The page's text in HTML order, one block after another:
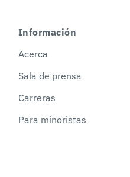
Información
Acerca
Sala de prensa
Carreras
Para minoristas